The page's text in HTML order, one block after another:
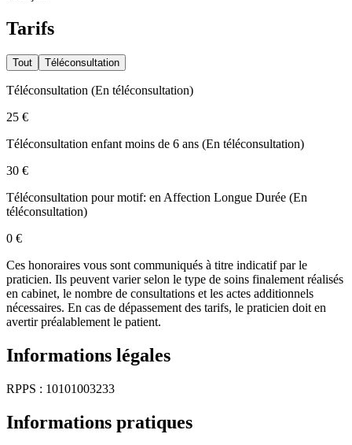
Tarifs
Tout Téléconsultation
Téléconsultation (En téléconsultation)
25 €
Téléconsultation enfant moins de 6 ans (En téléconsultation)
30 €
Téléconsultation pour motif: en Affection Longue Durée (En
téléconsultation)
0 €
Ces honoraires vous sont communiqués à titre indicatif par le
praticien. Ils peuvent varier selon le type de soins finalement réalisés
en cabinet, le nombre de consultations et les actes additionnels
nécessaires. En cas de dépassement des tarifs, le praticien doit en
avertir préalablement le patient.
Informations légales
RPPS : 10101003233
Informations pratiques